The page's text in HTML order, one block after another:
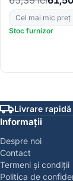
Cel mai mic preț
Stoc furnizor
Livrare rapidă
Informații
Despre noi
Contact
Termeni și condiții
Politica de